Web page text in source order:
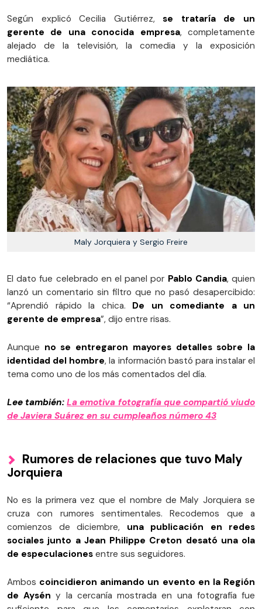
Según explicó Cecilia Gutiérrez,se trataría de un
gerente de una conocida empresa, completamente
alejado de la televisión, la comedia y la exposición
mediática.
Maly Jorquiera y Sergio Freire
El dato fue celebrado en el panel por Pablo Candia, quien
lanzó un comentario sin filtro que no pasó desapercibido:
“Aprendió rápido la chica. De un comediante a un
gerente de empresa”, dijo entre risas.
Aunque no se entregaron mayores detalles sobre la
identidad del hombre, la información bastó para instalar el
tema como uno de los más comentados del día.
Lee también:La emotiva fotografía que compartió viudo
de Javiera Suárez en su cumpleaños número 43
Rumores de relaciones que tuvo Maly
Jorquiera
No es la primera vez que el nombre de Maly Jorquiera se
cruza con rumores sentimentales. Recodemos que a
comienzos de diciembre, una publicación en redes
sociales junto a Jean Philippe Creton desató una ola
de especulaciones entre sus seguidores.
Ambos coincidieron animando un evento en la Región
de Aysény la cercanía mostrada en una fotografía fue